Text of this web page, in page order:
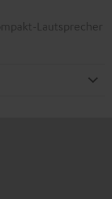
Lautsprecher